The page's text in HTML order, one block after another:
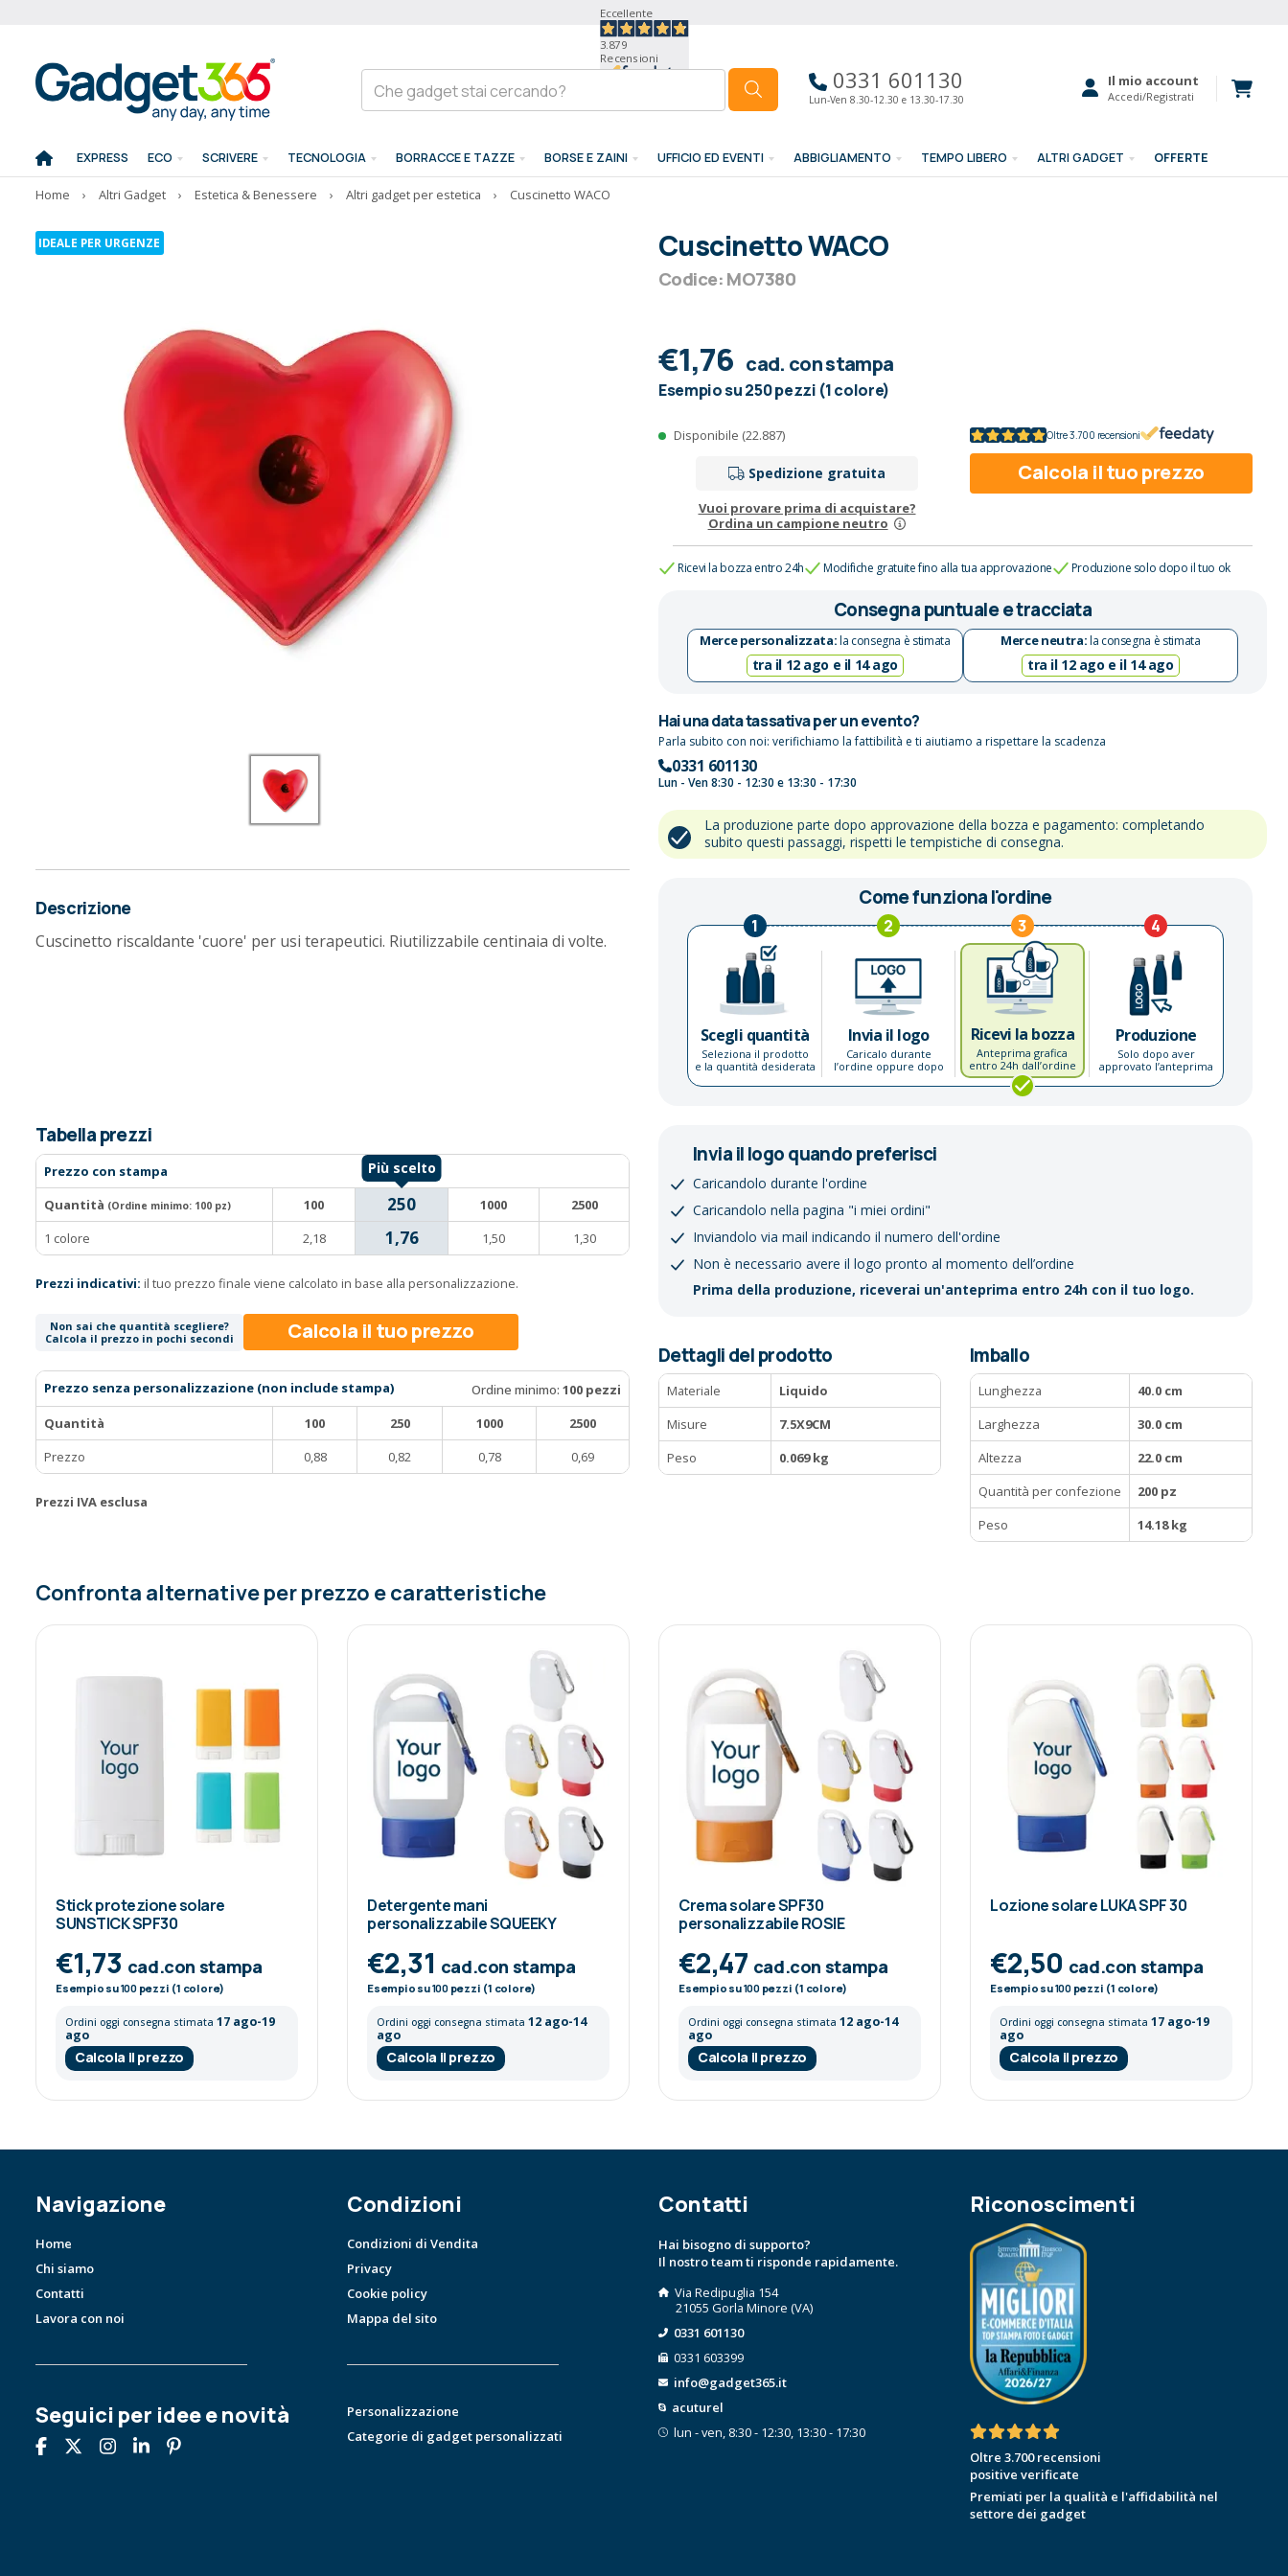
Eccellente
3.879
Recensioni
0331 601130
Lun-Ven 8.30-12.30 e 13.30-17.30
Il mio account
Accedi/Registrati
EXPRESS ECO SCRIVERE TECNOLOGIA BORRACCE E TAZZE BORSE E ZAINI UFFICIO ED EVENTI ABBIGLIAMENTO TEMPO LIBERO ALTRI GADGET OFFERTE
Home › Altri Gadget › Estetica & Benessere › Altri gadget per estetica › Cuscinetto WACO
IDEALE PER URGENZE
Descrizione
Cuscinetto riscaldante 'cuore' per usi terapeutici. Riutilizzabile centinaia di volte.
Cuscinetto WACO
Codice: MO7380
€1,76 cad. con stampa
Esempio su 250 pezzi (1 colore)
Disponibile (22.887)
Spedizione gratuita
Vuoi provare prima di acquistare?
Ordina un campione neutro
Oltre 3.700 recensioni
Calcola il tuo prezzo
Ricevi la bozza entro 24h Modifiche gratuite fino alla tua approvazione Produzione solo dopo il tuo ok
Consegna puntuale e tracciata
Merce personalizzata:la consegna è stimata
tra il 12 ago e il 14 ago
Merce neutra:la consegna è stimata
tra il 12 ago e il 14 ago
Hai una data tassativa per un evento?
Parla subito con noi: verifichiamo la fattibilità e ti aiutiamo a rispettare la scadenza
0331 601130
Lun - Ven 8:30 - 12:30 e 13:30 - 17:30
La produzione parte dopo approvazione della bozza e pagamento: completando
subito questi passaggi, rispetti le tempistiche di consegna.
Come funziona l'ordine
1
Scegli quantità
Seleziona il prodotto
e la quantità desiderata
2
Invia il logo
Caricalo durante
l’ordine oppure dopo
3
Ricevi la bozza
Anteprima grafica
entro 24h dall’ordine
4
Produzione
Solo dopo aver
approvato l’anteprima
Tabella prezzi
Prezzo con stampa
Quantità (Ordine minimo: 100 pz) 100 250 1000
2500
1 colore
2,18 1,76 1,50 1,30
Prezzi indicativi: il tuo prezzo finale viene calcolato in base alla personalizzazione.
Non sai che quantità scegliere?
Calcola il prezzo in pochi secondi
Calcola il tuo prezzo
Prezzo senza personalizzazione (non include stampa) Ordine minimo: 100 pezzi
Quantità
100 250 1000
2500
Prezzo
0,88 0,82 0,78 0,69
Prezzi IVA esclusa
Invia il logo quando preferisci
Caricandolo durante l'ordine
Caricandolo nella pagina "i miei ordini"
Inviandolo via mail indicando il numero dell'ordine
Non è necessario avere il logo pronto al momento dell’ordine
Prima della produzione, riceverai un'anteprima entro 24h con il tuo logo.
Dettagli del prodotto
Materiale
Liquido
Misure
7.5X9CM
Peso
0.069 kg
Imballo
Lunghezza
40.0 cm
Larghezza
30.0 cm
Altezza
22.0 cm
Quantità per confezione
200 pz
Peso
14.18 kg
Confronta alternative per prezzo e caratteristiche
Stick protezione solare
SUNSTICK SPF30
€1,73 cad.con stampa
Esempio su100pezzi (1 colore)
Ordini oggi consegna stimata 17 ago-19
ago
Calcola il prezzo
Detergente mani
personalizzabile SQUEEKY
€2,31 cad.con stampa
Esempio su100pezzi (1 colore)
Ordini oggi consegna stimata 12 ago-14
ago
Calcola il prezzo
Crema solare SPF30
personalizzabile ROSIE
€2,47 cad.con stampa
Esempio su100pezzi (1 colore)
Ordini oggi consegna stimata 12 ago-14
ago
Calcola il prezzo
Lozione solare LUKA SPF 30
€2,50 cad.con stampa
Esempio su100pezzi (1 colore)
Ordini oggi consegna stimata 17 ago-19
ago
Calcola il prezzo
Navigazione
Home
Chi siamo
Contatti
Lavora con noi
Seguici per idee e novità
Condizioni
Condizioni di Vendita
Privacy
Cookie policy
Mappa del sito
Personalizzazione
Categorie di gadget personalizzati
Contatti
Hai bisogno di supporto?
Il nostro team ti risponde rapidamente.
Via Redipuglia 154
21055 Gorla Minore (VA)
0331 601130
0331 603399
info@gadget365.it
acuturel
lun - ven, 8:30 - 12:30, 13:30 - 17:30
Riconoscimenti
Oltre 3.700 recensioni
positive verificate
Premiati per la qualità e l'affidabilità nel
settore dei gadget